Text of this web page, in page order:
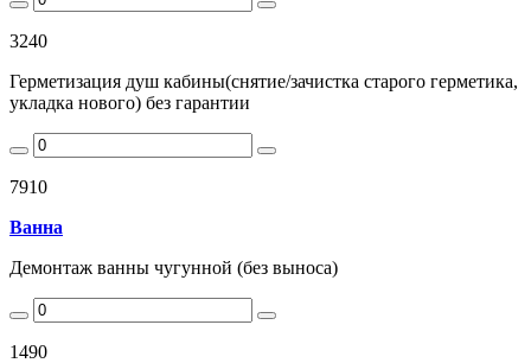
3240
Герметизация душ кабины(снятие/зачистка старого герметика,
укладка нового) без гарантии
7910
Ванна
Демонтаж ванны чугунной (без выноса)
1490